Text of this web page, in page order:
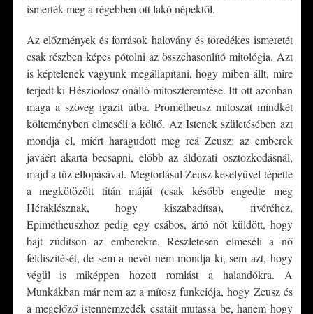
ismerték meg a régebben ott lakó népektől.
Az előzmények és források halovány és töredékes ismeretét
csak részben képes pótolni az összehasonlító mitológia. Azt
is képtelenek vagyunk megállapítani, hogy miben állt, mire
terjedt ki Hésziodosz önálló mítoszteremtése. Itt-ott azonban
maga a szöveg igazít útba. Prométheusz mítoszát mindkét
költeményben elmeséli a költő. Az Istenek születésében azt
mondja el, miért haragudott meg reá Zeusz: az emberek
javáért akarta becsapni, előbb az áldozati osztozkodásnál,
majd a tűz ellopásával. Megtorlásul Zeusz keselyűvel tépette
a megkötözött titán máját (csak később engedte meg
Héraklésznak, hogy kiszabadítsa), fivéréhez,
Epimétheuszhoz pedig egy csábos, ártó nőt küldött, hogy
bajt zúdítson az emberekre. Részletesen elmeséli a nő
feldíszítését, de sem a nevét nem mondja ki, sem azt, hogy
végül is miképpen hozott romlást a halandókra. A
Munkákban már nem az a mítosz funkciója, hogy Zeusz és
a megelőző istennemzedék csatáit mutassa be, hanem hogy